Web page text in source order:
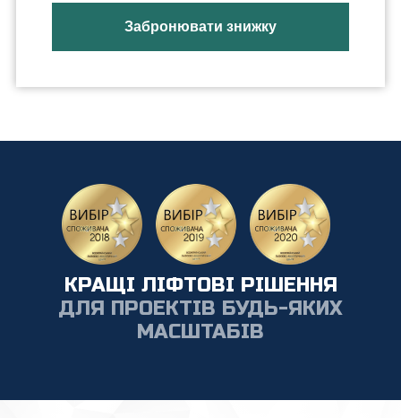
КРАЩІ ЛІФТОВІ РІШЕННЯ
ДЛЯ ПРОЕКТІВ БУДЬ-ЯКИХ
МАСШТАБІВ